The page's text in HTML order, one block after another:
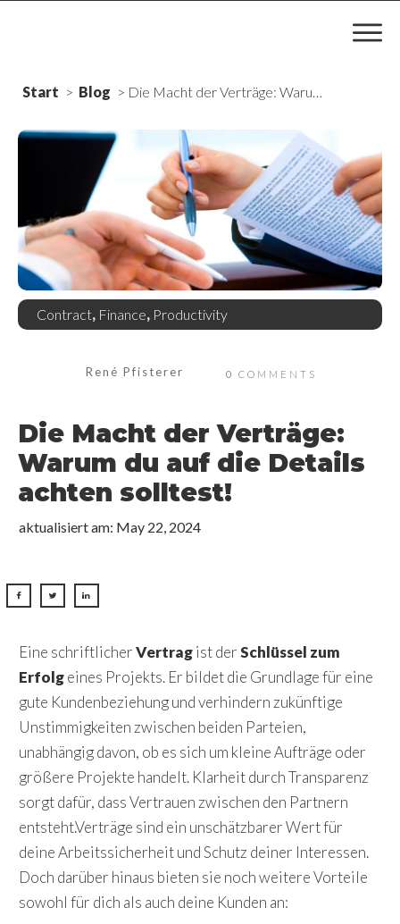
Start > Blog > Die Macht der Verträge: Warum du auf die Details achten solltest!
Contract, Finance, Productivity
René Pfisterer 0 COMMENTS
Die Macht der Verträge:
Warum du auf die Details
achten solltest!
aktualisiert am: May 22, 2024
Eine schriftlicherVertragist derSchlüssel zum
Erfolgeines Projekts. Er bildet die Grundlage für eine
gute Kundenbeziehung und verhindern zukünftige
Unstimmigkeiten zwischen beiden Parteien,
unabhängig davon, ob es sich um kleine Aufträge oder
größere Projekte handelt. Klarheit durch Transparenz
sorgt dafür, dass Vertrauen zwischen den Partnern
entsteht.Verträge sind ein unschätzbarer Wert für
deine Arbeitssicherheit und Schutz deiner Interessen.
Doch darüber hinaus bieten sie noch weitere Vorteile
sowohl für dich als auch deine Kunden an: